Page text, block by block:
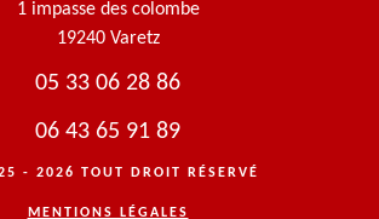
1 impasse des colombe
19240 Varetz
05 33 06 28 86
06 43 65 91 89
- 2026 TOUT DROIT RÉSERVÉ
MENTIONS LÉGALES